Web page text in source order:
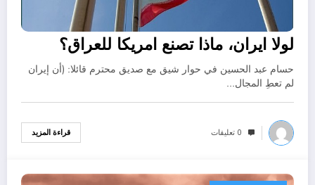
لولا ايران، ماذا تصنع امريكا للعراق؟
حسام عبد الحسين في حوار شيق مع صديق محترم قائلا: (أن إيران
لم تعطِ المجال…
0 تعليقات قراءة المزيد